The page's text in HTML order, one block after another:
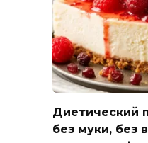
Диетический
без муки, без